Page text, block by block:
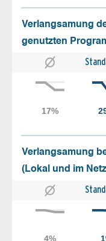
Verlangsamung
genutzten
Verlangsamung
(Lokal und im